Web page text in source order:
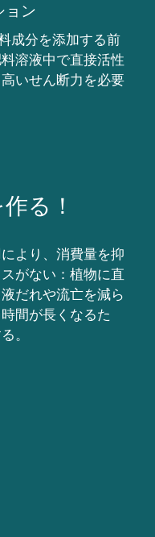
ョン
成分を添加する前
溶液中で直接活性
いせん断力を必要
る！
より、消費量を抑
がない：植物に直
だれや流亡を減ら
間が長くなるた
。